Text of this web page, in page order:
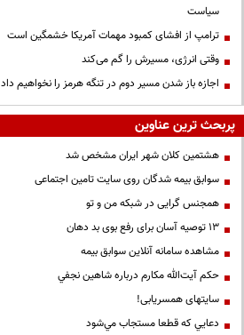
سیاست
ترامپ از افشای کمبود مهمات آمریکا خشمگین است
وقتی انرژی، مسیرش را گم می‌کند
اجازه باز شدن مسیر دوم در تنگه هرمز را نخواهیم داد
پربحث ترین عناوین
هشتمین کلان شهر ایران مشخص شد
سوابق بیمه شدگان روی سایت تامین اجتماعی
همجنس گرایی در شبکه من و تو
13 توصیه آسان برای رفع بوی بد دهان
مشاهده سامانه آنلاين سوابق بیمه
حكم آيت‌الله مكارم درباره شاهين نجفي
سایتهای همسریابی!
دعايي كه قطعا مستجاب مي‌شود